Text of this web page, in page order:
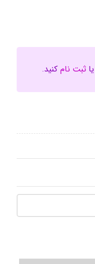
یا ثبت نامکنید.